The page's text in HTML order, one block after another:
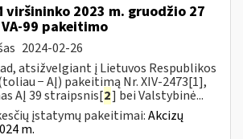
viršininko 2023 m. gruodžio 27
99 pakeitimo
2024-02-26
atsižvelgiant į Lietuvos Respublikos
− AĮ) pakeitimą Nr. XIV-2473[1],
AĮ 39 straipsnis[2] bei Valstybinė...
įstatymų pakeitimai:Akcizų
m.